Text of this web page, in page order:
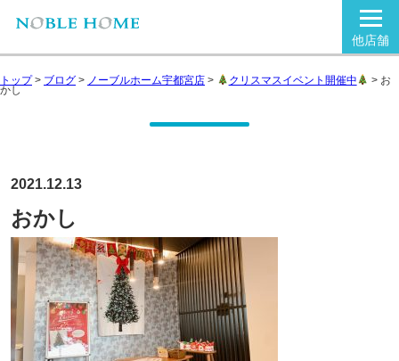
他店舗
トップ> ブログ > ノーブルホーム宇都宮店 > クリスマスイベント開催中 > お
かし
2021.12.13
おかし